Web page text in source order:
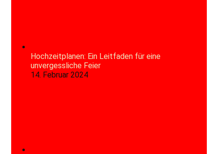
Hochzeitplanen: Ein Leitfaden für eine
unvergessliche Feier
14. Februar 2024